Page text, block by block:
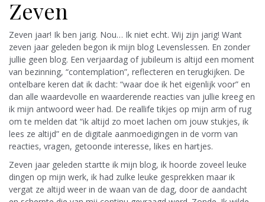
Zeven
Zeven jaar! Ik ben jarig. Nou… Ik niet echt. Wij zijn jarig! Want
zeven jaar geleden begon ik mijn blog Levenslessen. En zonder
jullie geen blog. Een verjaardag of jubileum is altijd een moment
van bezinning, “contemplation”, reflecteren en terugkijken. De
ontelbare keren dat ik dacht: “waar doe ik het eigenlijk voor” en
dan alle waardevolle en waarderende reacties van jullie kreeg en
ik mijn antwoord weer had. De reallife tikjes op mijn arm of rug
om te melden dat “ik altijd zo moet lachen om jouw stukjes, ik
lees ze altijd” en de digitale aanmoedigingen in de vorm van
reacties, vragen, getoonde interesse, likes en hartjes.
Zeven jaar geleden startte ik mijn blog, ik hoorde zoveel leuke
dingen op mijn werk, ik had zulke leuke gesprekken maar ik
vergat ze altijd weer in de waan van de dag, door de aandacht